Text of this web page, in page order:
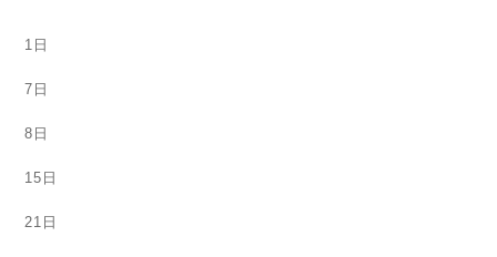
1日
7日
8日
15日
21日